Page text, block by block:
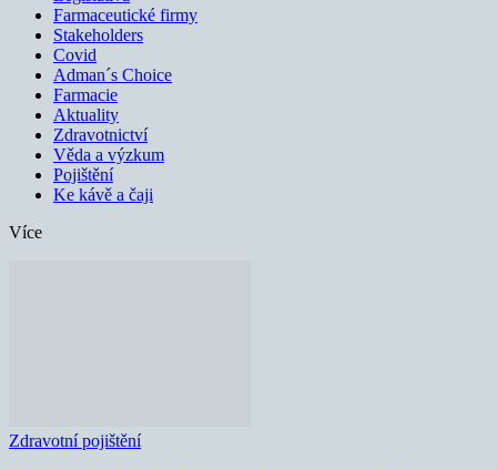
Farmaceutické firmy
Stakeholders
Covid
Adman´s Choice
Farmacie
Aktuality
Zdravotnictví
Věda a výzkum
Pojištění
Ke kávě a čaji
Více
Zdravotní pojištění